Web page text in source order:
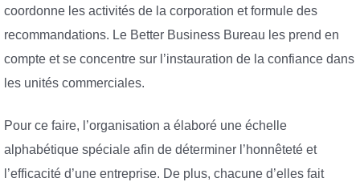
coordonne les activités de la corporation et formule des
recommandations. Le Better Business Bureau les prend en
compte et se concentre sur l’instauration de la confiance dans
les unités commerciales.
Pour ce faire, l’organisation a élaboré une échelle
alphabétique spéciale afin de déterminer l’honnêteté et
l’efficacité d’une entreprise. De plus, chacune d’elles fait